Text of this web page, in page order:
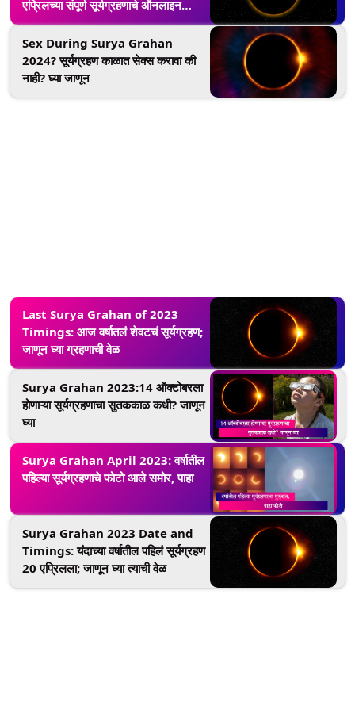
एप्रिलच्या संपूर्ण सूर्यग्रहणाचे ऑनलाइन
प्रसारण कसे पहावे, 375 वर्षांतून एकदा
येणारी दुर्मिळ घटना
Sex During Surya Grahan
2024? सूर्यग्रहण काळात सेक्स करावा की
नाही? घ्या जाणून
Last Surya Grahan of 2023
Timings: आज वर्षातलं शेवटचं सूर्यग्रहण;
जाणून घ्या ग्रहणाची वेळ
Surya Grahan 2023:14 ऑक्टोबरला
होणाऱ्या सूर्यग्रहणाचा सुतककाळ कधी? जाणून
घ्या
Surya Grahan April 2023: वर्षातील
पहिल्या सूर्यग्रहणाचे फोटो आले समोर, पाहा
Surya Grahan 2023 Date and
Timings: यंदाच्या वर्षातील पहिलं सूर्यग्रहण
20 एप्रिलला; जाणून घ्या त्याची वेळ